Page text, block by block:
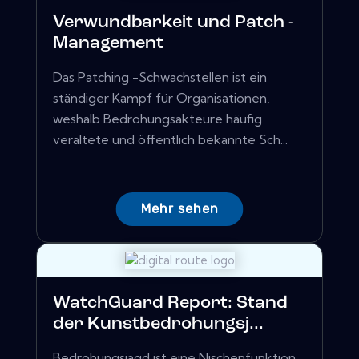
Verwundbarkeit und Patch -
Management
Das Patching -Schwachstellen ist ein
ständiger Kampf für Organisationen,
weshalb Bedrohungsakteure häufig
veraltete und öffentlich bekannte Sch...
Mehr sehen
WatchGuard Report: Stand
der Kunstbedrohungsj...